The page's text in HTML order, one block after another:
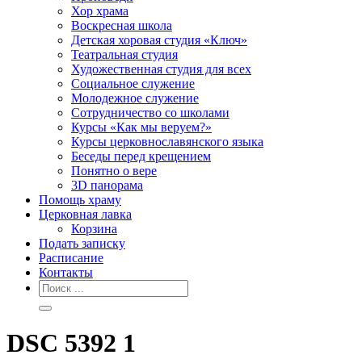
Хор храма
Воскресная школа
Детская хоровая студия «Ключ»
Театральная студия
Х​удожественная студия для всех
Социальное служение
Молодежное служение
Сотрудничество со школами
Курсы «Как мы веруем?»
Курсы церковнославянского языка
Беседы перед крещением
Понятно о вере
3D панорама
Помощь храму
Церковная лавка
Корзина
Подать записку
Расписание
Контакты
DSC 5392 1